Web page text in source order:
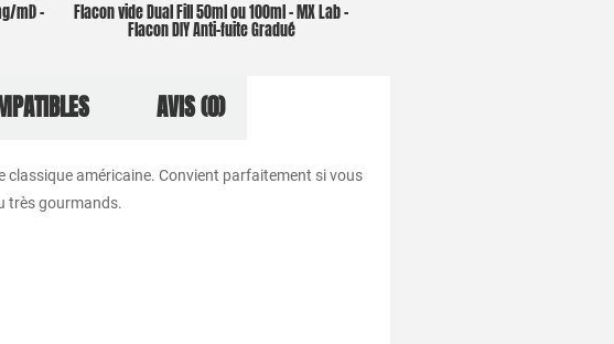
ml) – Flacon vide Dual Fill 50ml ou 100ml – MX Lab –
Flacon DIY Anti-fuite Gradué
AVIS (0)
américaine. Convient parfaitement si vous
très gourmands.